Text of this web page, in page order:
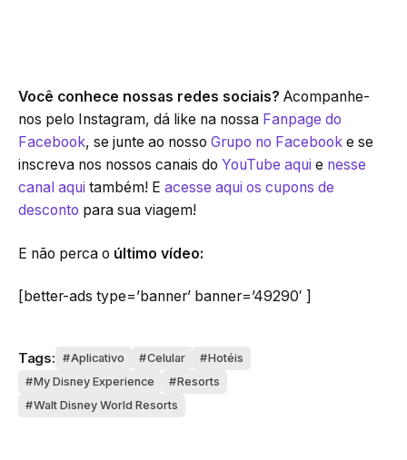
Você conhece nossas redes sociais? Acompanhe-
nos pelo Instagram, dá like na nossa Fanpage do
Facebook, se junte ao nosso Grupo no Facebook e se
inscreva nos nossos canais do YouTube aqui e nesse
canal aqui também! E acesse aqui os cupons de
desconto para sua viagem!
E não perca o último vídeo:
[better-ads type=’banner’ banner=’49290′ ]
Tags: Aplicativo Celular
Hotéis
My Disney Experience
Resorts
Walt Disney World Resorts